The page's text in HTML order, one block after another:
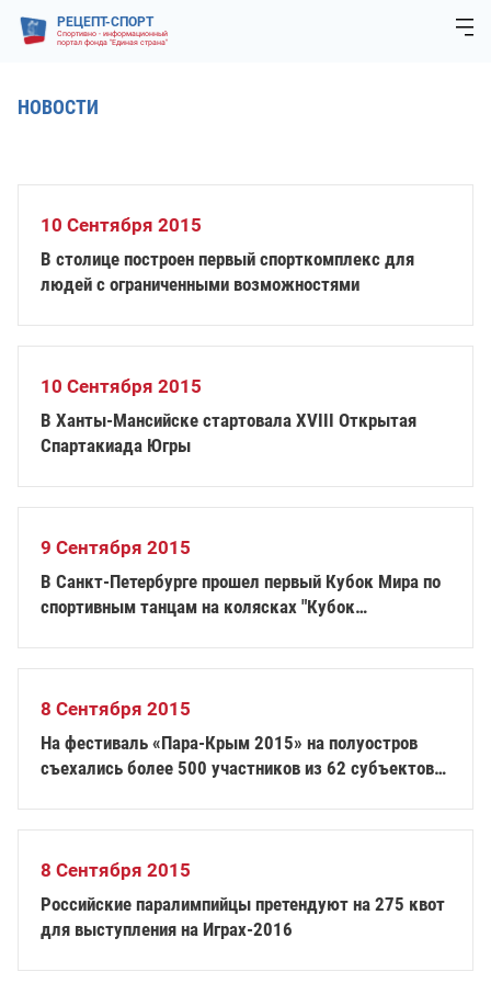
РЕЦЕПТ-СПОРТ
Спортивно - информационный
портал фонда "Единая страна"
НОВОСТИ
10 Сентября 2015
В столице построен первый спорткомплекс для
людей с ограниченными возможностями
10 Сентября 2015
В Ханты-Мансийске стартовала XVIII Открытая
Спартакиада Югры
9 Сентября 2015
В Санкт-Петербурге прошел первый Кубок Мира по
спортивным танцам на колясках "Кубок
8 Сентября 2015
На фестиваль «Пара-Крым 2015» на полуостров
съехались более 500 участников из 62 субъектов
8 Сентября 2015
Российские паралимпийцы претендуют на 275 квот
для выступления на Играх-2016